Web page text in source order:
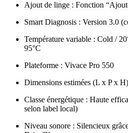
Ajout de linge : Fonction
Smart Diagnosis : Version 3.0
Température variable : Cold /
95°C
Plateforme : Vivace Pro 550
Dimensions estimées (L x P x
Classe énergétique : Haute
selon label local)
Niveau sonore : Silencieux